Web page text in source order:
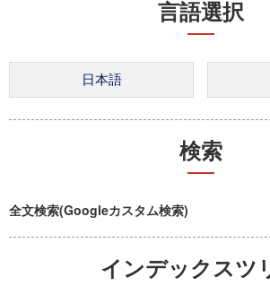
言語選択
検索
全文検索(Googleカスタム検索)
インデックスツ